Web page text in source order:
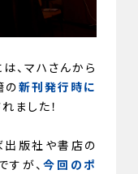
、マハさんから
の新刊発行時に
ました！
出版社や書店の
すが、今回のポ